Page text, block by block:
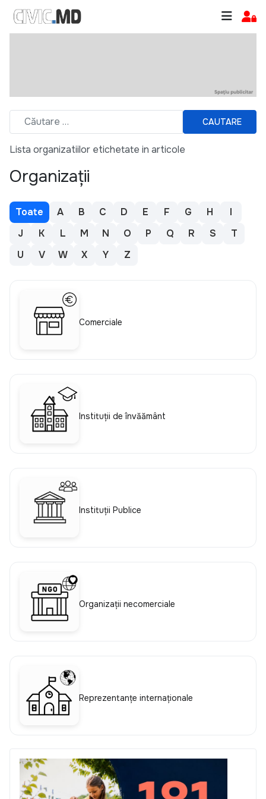
CAUTARE
Lista organizatiilor etichetate in articole
Organizații
Toate A B C D E F G H
I
J
K L M N O P Q R S
T
U
V W X Y Z
Comerciale
Instituții de învățământ
Instituții Publice
Organizații necomerciale
Reprezentanțe internaționale